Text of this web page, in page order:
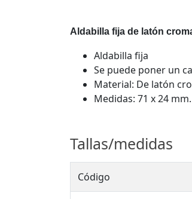
Aldabilla fija de latón
Aldabilla fija
Se puede poner un
Material: De latón
Medidas: 71 x 24 mm.
Tallas/medidas
Código